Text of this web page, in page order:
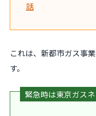
話
これは、新都市ガス事
す。
緊急時は東京ガス